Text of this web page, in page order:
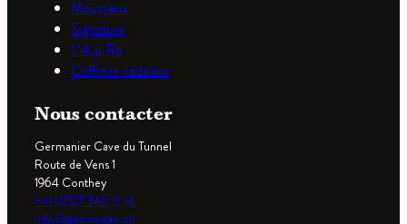
Mousseux
Signature
L’A.p.Ro
Coffrets cadeaux
Nous contacter
Germanier Cave du Tunnel
Route de Vens 1
1964 Conthey
+41 (0)27 346 12 14
info@germanier.ch